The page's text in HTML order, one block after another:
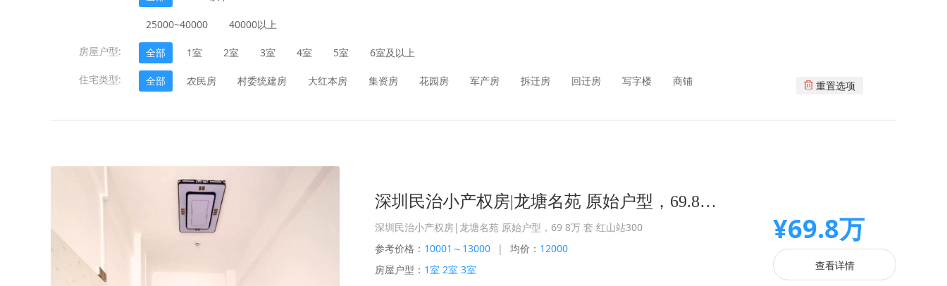
25000~40000
40000以上
房屋户型:
全部 1室 2室 3室 4室 5室
6室及以上
住宅类型:
全部 农民房 村委统建房 大红本房 集资房 花园房 军产房 拆迁房 回迁房 写字楼 商铺 重置选项
深圳民治小产权房|龙塘名苑 原始户型，69.8万/套 红山站300
深圳民治小产权房|龙塘名苑 原始户型，69 8万 套 红山站300
参考价格： 10001～13000 | 均价： 12000
房屋户型： 1室 2室 3室
¥69.8万
查看详情